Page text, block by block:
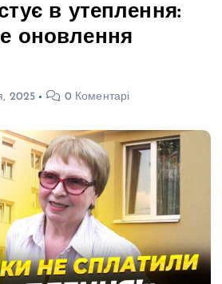
в утеплення:
оновлення
2025 0 Коментарі